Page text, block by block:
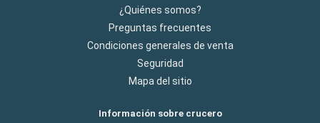
¿Quiénes somos?
Preguntas frecuentes
Condiciones generales de venta
Seguridad
Mapa del sitio
Información sobre crucero